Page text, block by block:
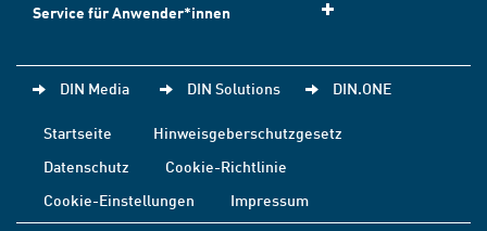
Service für Anwender*innen
DIN Media DIN Solutions DIN.ONE
Startseite
Hinweisgeberschutzgesetz
Datenschutz
Cookie-Richtlinie
Cookie-Einstellungen
Impressum